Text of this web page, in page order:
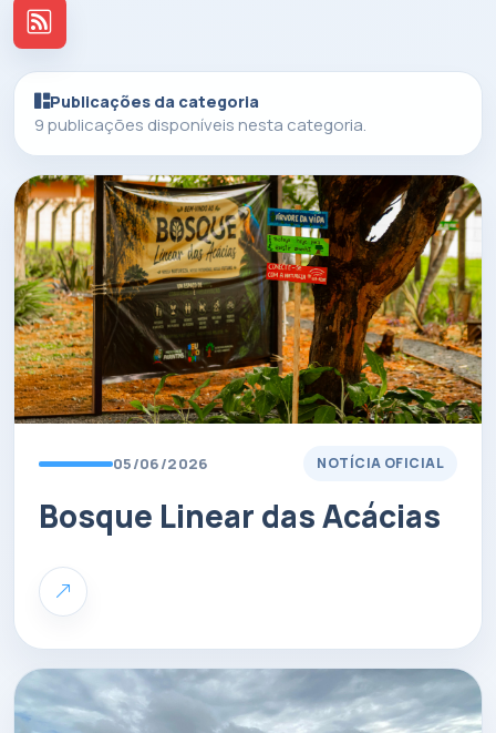
Publicações da categoria
9 publicações disponíveis nesta categoria.
05/06/2026 NOTÍCIA OFICIAL
Bosque Linear das Acácias